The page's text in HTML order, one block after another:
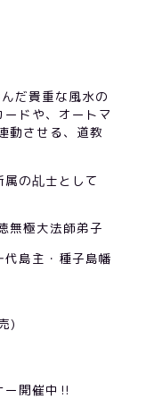
だ貴重な風水の
ドや、オートマ
動させる、道教
の乩士として
無極大法師弟子
島主・種子島幡
)
ー開催中‼︎